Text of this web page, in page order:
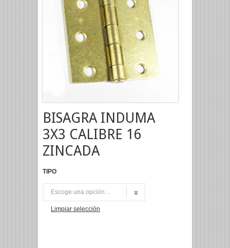
BISAGRA INDUMA
3X3 CALIBRE 16
ZINCADA
TIPO
Limpiar selección
PAR